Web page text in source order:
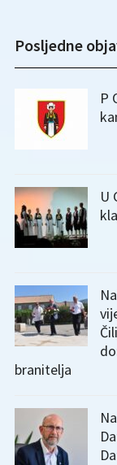
Posljedne
P
U
branitelja